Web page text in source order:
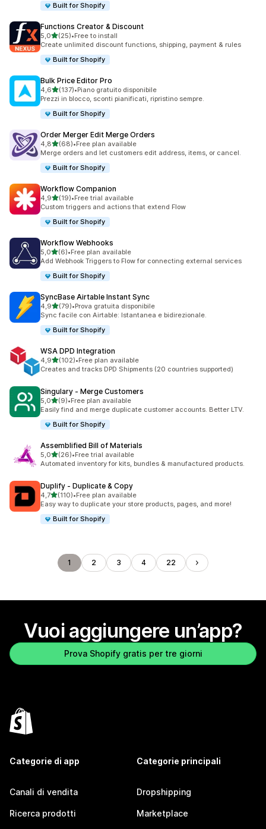
Built for Shopify
Functions Creator & Discount
5,0stelle su 5
(25)
25 recensioni totali
•Free to install
Create unlimited discount functions, shipping, payment & rules
Built for Shopify
Bulk Price Editor Pro
4,6stelle su 5
(137)
137 recensioni totali
•Piano gratuito disponibile
Prezzi in blocco, sconti pianificati, ripristino sempre.
Built for Shopify
Order Merger Edit Merge Orders
4,8stelle su 5
(68)
68 recensioni totali
•Free plan available
Merge orders and let customers edit address, items, or cancel.
Built for Shopify
Workflow Companion
4,9stelle su 5
(19)
19 recensioni totali
•Free trial available
Custom triggers and actions that extend Flow
Built for Shopify
Workflow Webhooks
5,0stelle su 5
(6)
6 recensioni totali
•Free plan available
Add Webhook Triggers to Flow for connecting external services
Built for Shopify
SyncBase Airtable Instant Sync
4,9stelle su 5
(79)
79 recensioni totali
•Prova gratuita disponibile
Sync facile con Airtable: Istantanea e bidirezionale.
Built for Shopify
WSA DPD Integration
4,9stelle su 5
(102)
102 recensioni totali
•Free plan available
Creates and tracks DPD Shipments (20 countries supported)
Singulary ‑ Merge Customers
5,0stelle su 5
(9)
9 recensioni totali
•Free plan available
Easily find and merge duplicate customer accounts. Better LTV.
Built for Shopify
Assemblified Bill of Materials
5,0stelle su 5
(26)
26 recensioni totali
•Free trial available
Automated inventory for kits, bundles & manufactured products.
Duplify ‑ Duplicate & Copy
4,7stelle su 5
(110)
110 recensioni totali
•Free plan available
Easy way to duplicate your store products, pages, and more!
Built for Shopify
1 2 3 4 22
Vuoi aggiungere un’app?
Prova Shopify gratis per tre giorni
Categorie di app
Canali di vendita
Ricerca prodotti
Categorie principali
Dropshipping
Marketplace